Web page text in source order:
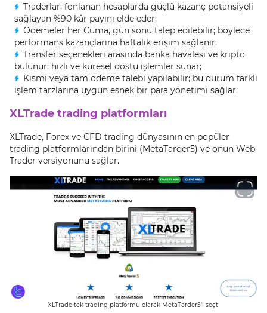
Traderlar, fonlanan hesaplarda güçlü kazanç potansiyeli
sağlayan %90 kâr payını elde eder;
Ödemeler her Cuma, gün sonu talep edilebilir; böylece
performans kazançlarına haftalık erişim sağlanır;
Transfer seçenekleri arasında banka havalesi ve kripto
bulunur; hızlı ve küresel dostu işlemler sunar;
Kısmi veya tam ödeme talebi yapılabilir; bu durum farklı
işlem tarzlarına uygun esnek bir para yönetimi sağlar.
XLTrade trading platformları
XLTrade, Forex ve CFD trading dünyasının en popüler
trading platformlarından birini (MetaTarder5) ve onun Web
Trader versiyonunu sağlar.
XLTrade tek trading platformu olarak MetaTarder5'i seçti